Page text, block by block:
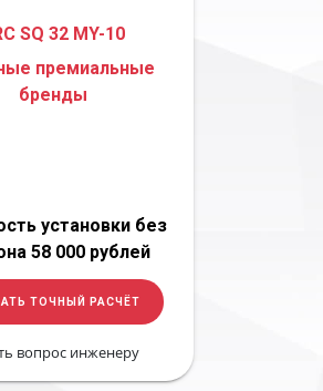
SQ 32 MY-10
премиальные
бренды
установки без
58 000 рублей
ТОЧНЫЙ РАСЧЁТ
вопрос инженеру